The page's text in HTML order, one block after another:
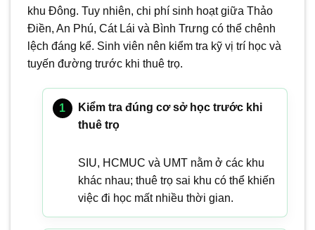
khu Đông. Tuy nhiên, chi phí sinh hoạt giữa Thảo
Điền, An Phú, Cát Lái và Bình Trưng có thể chênh
lệch đáng kể. Sinh viên nên kiểm tra kỹ vị trí học và
tuyến đường trước khi thuê trọ.
Kiểm tra đúng cơ sở học trước khi
thuê trọ
SIU, HCMUC và UMT nằm ở các khu
khác nhau; thuê trọ sai khu có thể khiến
việc đi học mất nhiều thời gian.